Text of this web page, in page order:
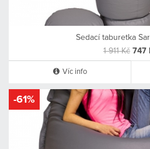
Sedací taburetka
1 911 Kč 747
Víc info
-61%